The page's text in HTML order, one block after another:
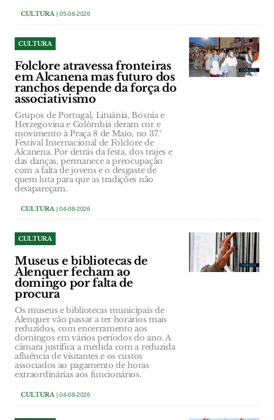
CULTURA| 05-08-2026
CULTURA
Folclore atravessa fronteiras
em Alcanena mas futuro dos
ranchos depende da força do
associativismo
Grupos de Portugal, Lituânia, Bósnia e
Herzegovina e Colômbia deram cor e
movimento à Praça 8 de Maio, no 37.º
Festival Internacional de Folclore de
Alcanena. Por detrás da festa, dos trajes e
das danças, permanece a preocupação
com a falta de jovens e o desgaste de
quem luta para que as tradições não
desapareçam.
CULTURA| 04-08-2026
CULTURA
Museus e bibliotecas de
Alenquer fecham ao
domingo por falta de
procura
Os museus e bibliotecas municipais de
Alenquer vão passar a ter horários mais
reduzidos, com encerramento aos
domingos em vários períodos do ano. A
câmara justifica a medida com a reduzida
afluência de visitantes e os custos
associados ao pagamento de horas
extraordinárias aos funcionários.
CULTURA| 04-08-2026